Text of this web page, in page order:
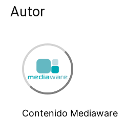
Autor
Contenido Mediaware